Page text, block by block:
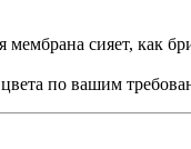
мембрана сияет, как
по вашим